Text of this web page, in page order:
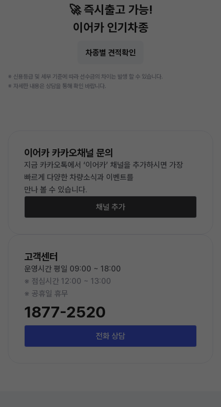
🚀 즉시출고 가능!
이어카 인기차종
차종별 견적확인
※ 신용등급 및 세부 기준에 따라 선수금의 차이는 발생 할 수 있습니다.
※ 자세한 내용은 상담을 통해 확인 바랍니다.
이어카 카카오채널 문의
지금 카카오톡에서 ‘이어카’ 채널을 추가하시면 가장
빠르게 다양한 차량소식과 이벤트를
만나 볼 수 있습니다.
채널 추가
고객센터
운영시간 평일 09:00 ~ 18:00
※ 점심시간 12:00 ~ 13:00
※ 공휴일 휴무
1877-2520
전화 상담